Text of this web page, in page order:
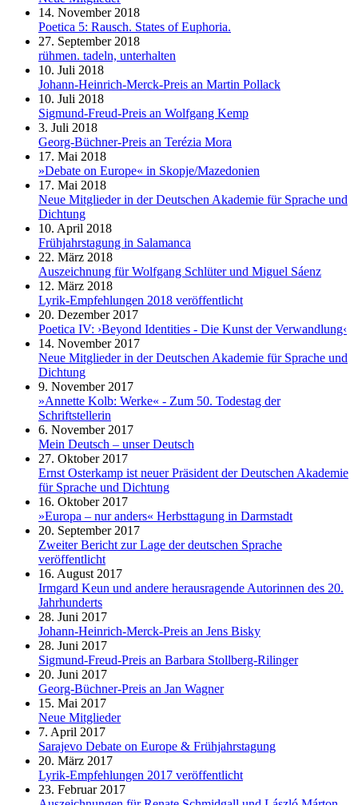
14. November 2018
Poetica 5: Rausch. States of Euphoria.
27. September 2018
rühmen. tadeln, unterhalten
10. Juli 2018
Johann-Heinrich-Merck-Preis an Martin Pollack
10. Juli 2018
Sigmund-Freud-Preis an Wolfgang Kemp
3. Juli 2018
Georg-Büchner-Preis an Terézia Mora
17. Mai 2018
»Debate on Europe« in Skopje/Mazedonien
17. Mai 2018
Neue Mitglieder in der Deutschen Akademie für Sprache und
Dichtung
10. April 2018
Frühjahrstagung in Salamanca
22. März 2018
Auszeichnung für Wolfgang Schlüter und Miguel Sáenz
12. März 2018
Lyrik-Empfehlungen 2018 veröffentlicht
20. Dezember 2017
Poetica IV: ›Beyond Identities - Die Kunst der Verwandlung‹
14. November 2017
Neue Mitglieder in der Deutschen Akademie für Sprache und
Dichtung
9. November 2017
»Annette Kolb: Werke« - Zum 50. Todestag der
Schriftstellerin
6. November 2017
Mein Deutsch – unser Deutsch
27. Oktober 2017
Ernst Osterkamp ist neuer Präsident der Deutschen Akademie
für Sprache und Dichtung
16. Oktober 2017
»Europa – nur anders« Herbsttagung in Darmstadt
20. September 2017
Zweiter Bericht zur Lage der deutschen Sprache
veröffentlicht
16. August 2017
Irmgard Keun und andere herausragende Autorinnen des 20.
Jahrhunderts
28. Juni 2017
Johann-Heinrich-Merck-Preis an Jens Bisky
28. Juni 2017
Sigmund-Freud-Preis an Barbara Stollberg-Rilinger
20. Juni 2017
Georg-Büchner-Preis an Jan Wagner
15. Mai 2017
Neue Mitglieder
7. April 2017
Sarajevo Debate on Europe & Frühjahrstagung
20. März 2017
Lyrik-Empfehlungen 2017 veröffentlicht
23. Februar 2017